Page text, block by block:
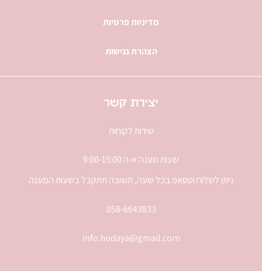
מדיניות פרטיות
הצהרת נגישות
יצירת קשר
שירות לקוחות
שעות מענה א-ה 9:00-15:00
ניתן לשלוח וטסאפ בכל שעה, תשובה תתקבל בשעות המענה
058-6643833
info.hodaya@gmail.com